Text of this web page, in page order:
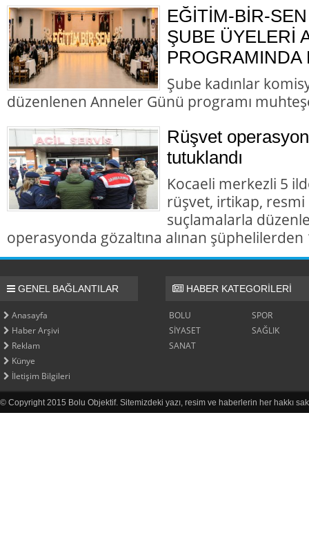
EĞİTİM-BİR-
ŞUBE ÜYELERİ
PROGRAMINDA
Şube kadınlar
düzenlenen Anneler Günü programı
Rüşvet
tutuklandı
Kocaeli merkezli 5
rüşvet, irtikap,
suçlamalarla
operasyonda gözaltına alınan
GENEL BAĞLANTILAR
Anasayfa
Haber Arşivi
Reklam
Künye
İletişim Bilgileri
HABER KATEGORİLERİ
BOLU
SPOR
SİYASET
SAĞLIK
SANAT
© Copyright 2015 Bolu Objektif. Sitemizdeki yazı, resim ve haberlerin her hakkı